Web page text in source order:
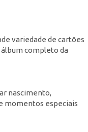
variedade de cartões
completo da
nascimento,
momentos especiais